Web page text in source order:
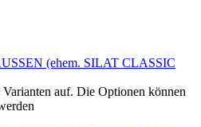
auf. Die Optionen können